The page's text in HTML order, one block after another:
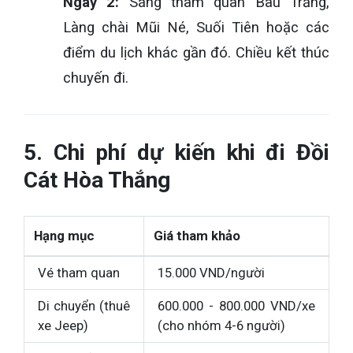
Làng chài Mũi Né, Suối Tiên hoặc các
điểm du lịch khác gần đó. Chiều kết thúc
chuyến đi.
5. Chi phí dự kiến khi đi Đồi
Cát Hòa Thắng
Hạng mục Giá tham khảo
Vé tham quan 15.000 VND/người
Di chuyển (thuê
xe Jeep)
600.000 - 800.000 VND/xe
(cho nhóm 4-6 người)